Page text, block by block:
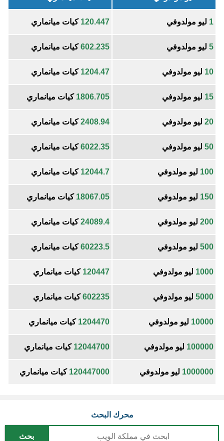
1 ليو مولدوفي 120.447 كيات ميانماري
5 ليو مولدوفي 602.235كيات ميانماري
10 ليو مولدوفي 1204.47 كيات ميانماري
15 ليو مولدوفي 1806.705 كيات ميانماري
20 ليو مولدوفي 2408.94كيات ميانماري
50 ليو مولدوفي 6022.35كيات ميانماري
100 ليو مولدوفي 12044.7 كيات ميانماري
150 ليو مولدوفي 18067.05 كيات ميانماري
200 ليو مولدوفي 24089.4كيات ميانماري
500 ليو مولدوفي 60223.5كيات ميانماري
1000 ليو مولدوفي 120447 كيات ميانماري
5000 ليو مولدوفي 602235كيات ميانماري
10000 ليو مولدوفي 1204470 كيات ميانماري
100000 ليو مولدوفي 12044700 كيات ميانماري
1000000 ليو مولدوفي 120447000 كيات ميانماري
محرك البحث
بحث